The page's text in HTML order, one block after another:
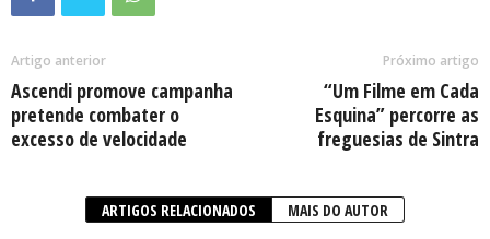
Artigo anterior
Ascendi promove campanha
pretende combater o
excesso de velocidade
Próximo artigo
“Um Filme em Cada
Esquina” percorre as
freguesias de Sintra
ARTIGOS RELACIONADOS MAIS DO AUTOR